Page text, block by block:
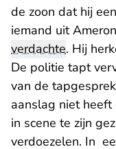
de zoon dat hij
iemand uit
verdachte. Hij
De politie tapt
van de
aanslag niet
in scene te zijn
verdoezelen. In